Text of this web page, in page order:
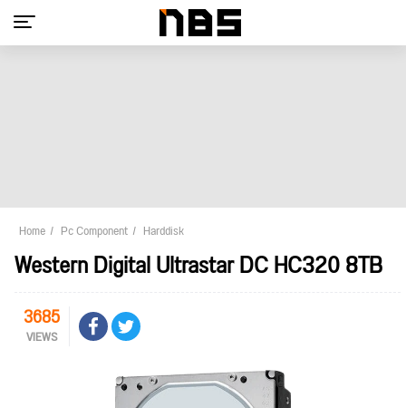
Home Pc Component Harddisk
Western Digital Ultrastar DC HC320 8TB
3685
VIEWS